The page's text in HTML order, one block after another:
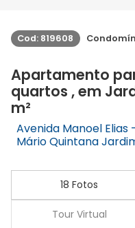
Cod: 819608
Apartamento
quartos , em
m²
Avenida Manoel
Mário Quintana
18 Fotos
Tour Virtual